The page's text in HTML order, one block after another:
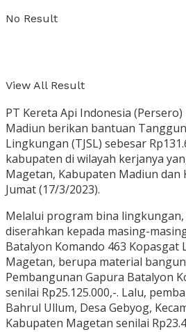
No Result
View All Result
PT Kereta Api Indonesia
Madiun berikan bantuan
Lingkungan (TJSL) sebesar
kabupaten di wilayah kerjanya
Magetan, Kabupaten Madiun dan
Jumat (17/3/2023).
Melalui program bina
diserahkan kepada masing-
Batalyon Komando 463 Kopasgat
Magetan, berupa material
Pembangunan Gapura Batalyon
senilai Rp25.125.000,-. Lalu,
Bahrul Ullum, Desa Gebyog,
Kabupaten Magetan senilai